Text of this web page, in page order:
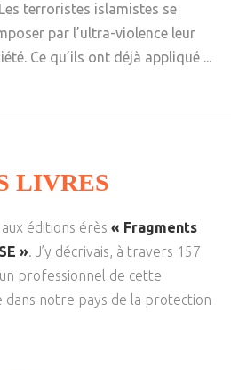
Les terroristes islamistes se
par l’ultra-violence leur
Ce qu’ils ont déjà appliqué ...
LIVRES
éditions érès « Fragments
». J’y décrivais, à travers 157
professionnel de cette
dans notre pays de la protection